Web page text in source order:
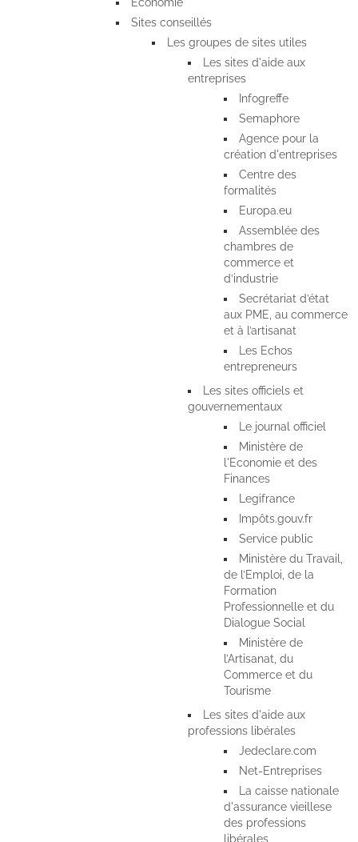
Sites conseillés
Les groupes de sites utiles
Les sites d'aide aux
entreprises
Infogreffe
Semaphore
Agence pour la
création d'entreprises
Centre des
formalités
Europa.eu
Assemblée des
chambres de
commerce et
d’industrie
Secrétariat d’état
aux PME, au commerce
et à l’artisanat
Les Echos
entrepreneurs
Les sites officiels et
gouvernementaux
Le journal officiel
Ministère de
l'Economie et des
Finances
Legifrance
Impôts.gouv.fr
Service public
Ministère du Travail,
de l’Emploi, de la
Formation
Professionnelle et du
Dialogue Social
Ministère de
l’Artisanat, du
Commerce et du
Tourisme
Les sites d'aide aux
professions libérales
Jedeclare.com
Net-Entreprises
La caisse nationale
d'assurance vieillese
des professions
libérales